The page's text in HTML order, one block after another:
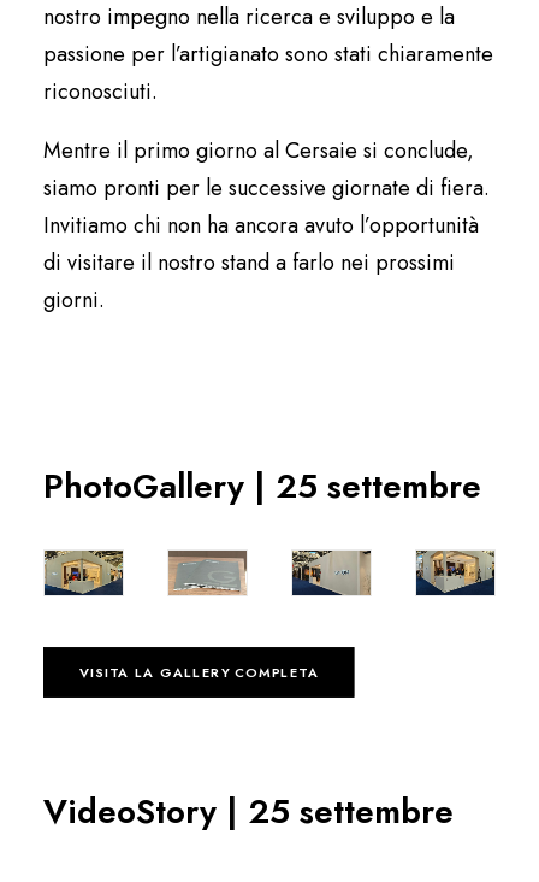
nostro impegno nella ricerca e sviluppo e la
passione per l’artigianato sono stati chiaramente
riconosciuti.
Mentre il primo giorno al Cersaie si conclude,
siamo pronti per le successive giornate di fiera.
Invitiamo chi non ha ancora avuto l’opportunità
di visitare il nostro stand a farlo nei prossimi
giorni.
PhotoGallery | 25 settembre
VISITA LA GALLERY COMPLETA
VideoStory | 25 settembre